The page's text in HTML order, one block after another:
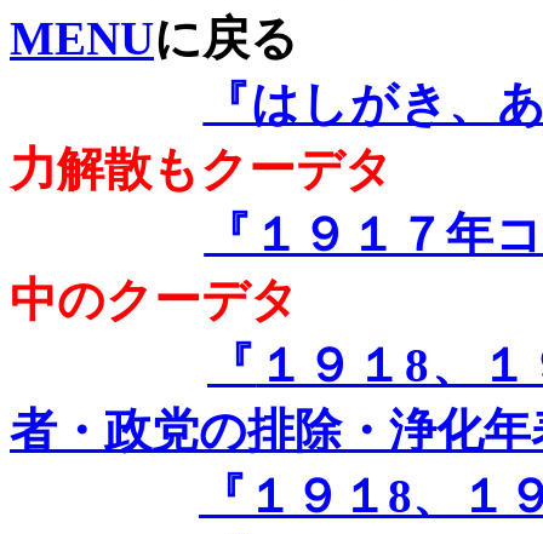
MENUに戻る
『はしがき、
力解散もクーデタ
『１９１７年
中のクーデタ
『 １９１8、
者・政党の排除・浄化年
『１９１8、１